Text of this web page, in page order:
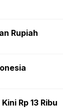
Rupiah
Rp 13 Ribu